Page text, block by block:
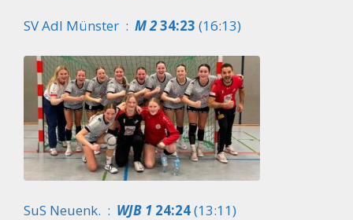
SV Adl Münster : M 234:23 (16:13)
SuS Neuenk. : WJB 1 24:24(13:11)